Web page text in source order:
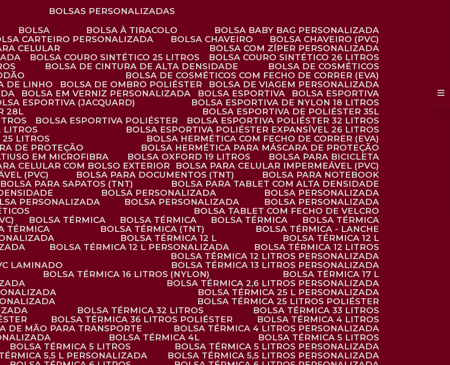
BOLSAS PERSONALIZADAS
BOLSA BOLSA À TIRACOLO
BOLSA BABY BAG PERSONALIZADA
CARTEIRO PERSONALIZADA BOLSA CHAVEIRO
BOLSA CHAVEIRO (PVC)
CELULAR
BOLSA COM ZÍPER PERSONALIZADA
BOLSA COURO SINTÉTICO 25 LITROS
BOLSA COURO SINTÉTICO 26 LITROS
BOLSA DE CINTURA DE ALTA DENSIDADE
BOLSA DE COSMÉTICOS
BOLSA DE COSMÉTICOS COM FECHO DE CORRER (EVA)
DE LINHO BOLSA DE OMBRO POLIÉSTER
BOLSA DE VIAGEM PERSONALIZADA
BOLSA EM VERNIZ PERSONALIZADA BOLSA ESPORTIVA
BOLSA ESPORTIVA
ESPORTIVA (JACQUARD)
BOLSA ESPORTIVA DE NYLON 18 LITROS
28L
BOLSA ESPORTIVA DE POLIÉSTER 35L
BOLSA ESPORTIVA POLIÉSTER
BOLSA ESPORTIVA POLIÉSTER 32 LITROS
LITROS
BOLSA ESPORTIVA POLIÉSTER EXPANSÍVEL 26 LITROS
25 LITROS
BOLSA HERMÉTICA COM FECHO DE CORRER (EVA)
DE PROTEÇÃO
BOLSA HERMÉTICA PARA MÁSCARA DE PROTEÇÃO
EM MICROFIBRA BOLSA OXFORD 19 LITROS
BOLSA PARA BICICLETA
CELULAR COM BOLSO EXTERIOR
BOLSA PARA CELULAR IMPERMEÁVEL (PVC)
(PVC)
BOLSA PARA DOCUMENTOS (TNT)
BOLSA PARA NOTEBOOK
BOLSA PARA SAPATOS (TNT)
BOLSA PARA TABLET COM ALTA DENSIDADE
BOLSA PERSONALIZADA
BOLSA PERSONALIZADA
PERSONALIZADA BOLSA PERSONALIZADA
BOLSA PERSONALIZADA
BOLSA TABLET COM FECHO DE VELCRO
BOLSA TÉRMICA BOLSA TÉRMICA BOLSA TÉRMICA
BOLSA TÉRMICA
TÉRMICA BOLSA TÉRMICA (TNT)
BOLSA TÉRMICA - LANCHE
BOLSA TÉRMICA 12 L
BOLSA TÉRMICA 12 L
BOLSA TÉRMICA 12 L PERSONALIZADA
BOLSA TÉRMICA 12 LITROS
BOLSA TÉRMICA 12 LITROS PERSONALIZADA
LAMINADO
BOLSA TÉRMICA 13 LITROS PERSONALIZADA
BOLSA TÉRMICA 16 LITROS (NYLON)
BOLSA TÉRMICA 17 L
BOLSA TÉRMICA 2,6 LITROS PERSONALIZADA
BOLSA TÉRMICA 25 L PERSONALIZADA
BOLSA TÉRMICA 25 LITROS POLIÉSTER
BOLSA TÉRMICA 32 LITROS
BOLSA TÉRMICA 33 LITROS
BOLSA TÉRMICA 36 LITROS POLIÉSTER
BOLSA TÉRMICA 4 LITROS
DE MÃO PARA TRANSPORTE
BOLSA TÉRMICA 4 LITROS PERSONALIZADA
BOLSA TÉRMICA 4L
BOLSA TÉRMICA 5 LITROS
BOLSA TÉRMICA 5 LITROS
BOLSA TÉRMICA 5 LITROS PERSONALIZADA
TÉRMICA 5,5 L PERSONALIZADA
BOLSA TÉRMICA 5,5 LITROS PERSONALIZADA